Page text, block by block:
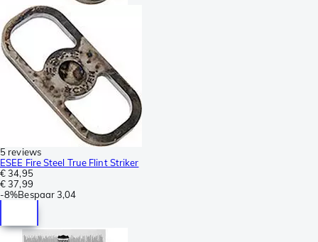
5 reviews
ESEE Fire Steel True Flint Striker
€ 34,95
€ 37,99
-8%Bespaar3,04